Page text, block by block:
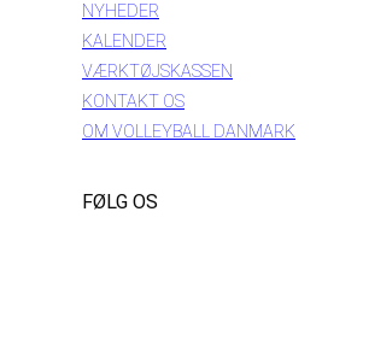
NYHEDER
KALENDER
VÆRKTØJSKASSEN
KONTAKT OS
OM VOLLEYBALL DANMARK
FØLG OS